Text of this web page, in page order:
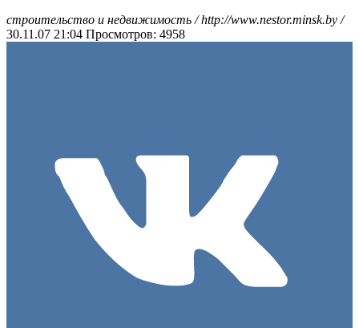
строительство и недвижимость / http://www.nestor.minsk.by /
30.11.07 21:04 Просмотров: 4958